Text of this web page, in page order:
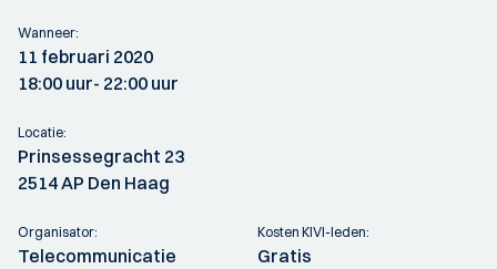
Wanneer:
11 februari 2020
18:00 uur- 22:00 uur
Locatie:
Prinsessegracht 23
2514 AP Den Haag
Organisator:
Telecommunicatie
Kosten KIVI-leden:
Gratis